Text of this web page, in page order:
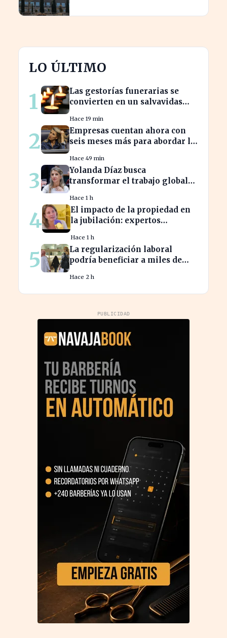
LO ÚLTIMO
1
Las gestorías funerarias se
convierten en un salvavidas
administrativo tras un
fallecimiento.
Hace 19 min
2
Empresas cuentan ahora con
seis meses más para abordar la
restricciones de
confidencialidad
Hace 49 min
3
Yolanda Díaz busca
transformar el trabajo global
laborales
Hace 1 h
4
El impacto de la propiedad en
la jubilación: expertos
tras los 40
Hace 1 h
5
La regularización laboral
podría beneficiar a miles de
año.
Hace 2 h
PUBLICIDAD